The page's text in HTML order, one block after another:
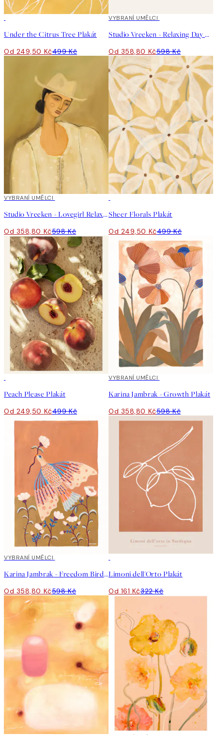
Under the Citrus Tree Plakát
Od 249,50 Kč499 Kč
40%*
VYBRANÍ UMĚLCI
Studio Vreeken - Relaxing Day No1 Plakát
Od 358,80 Kč598 Kč
40%*
VYBRANÍ UMĚLCI
Studio Vreeken - Lovegirl Relaxing Day No2 Plakát
Od 358,80 Kč598 Kč
Sheer Florals Plakát
Od 249,50 Kč499 Kč
Peach Please Plakát
Od 249,50 Kč499 Kč
40%*
VYBRANÍ UMĚLCI
Karina Jambrak - Growth Plakát
Od 358,80 Kč598 Kč
40%*
VYBRANÍ UMĚLCI
Karina Jambrak - Freedom Bird Plakát
Od 358,80 Kč598 Kč
Limoni dell'Orto Plakát
Od 161 Kč322 Kč